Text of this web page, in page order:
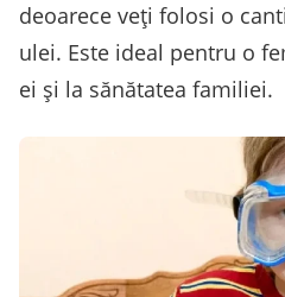
deoarece veți folosi o
ulei. Este ideal pentru o
ei și la sănătatea familiei.